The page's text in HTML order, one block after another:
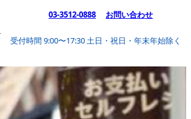
03-3512-0888 お問い合わせ
受付時間 9:00〜17:30 土日・祝日・年末年始除く